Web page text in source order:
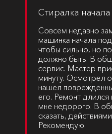
Стиралка начала
Совсем недавно
машинка начала
чтобы сильно, но
должно быть. В
сервис. Мастер
минуту. Осмотрел
нашел
его. Ремонт
мне недорого. В
сказать,
Рекомендую.